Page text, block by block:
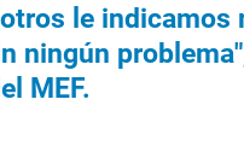
le indicamos
ningún
MEF.